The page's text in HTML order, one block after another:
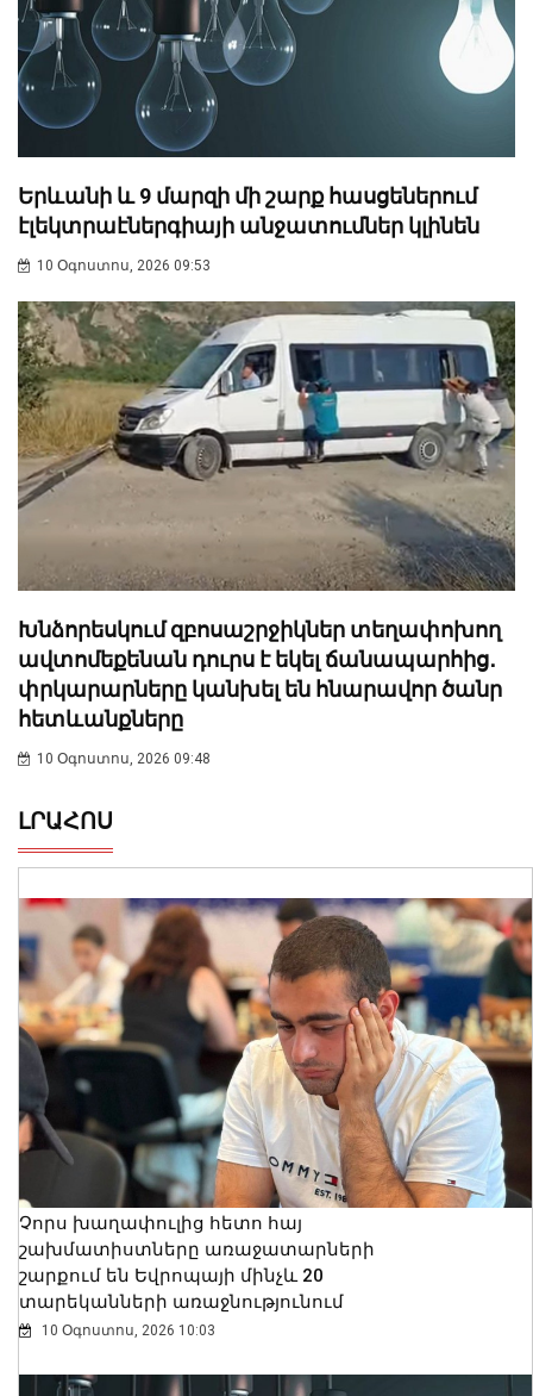
Երևանի և 9 մարզի մի շարք հասցեներում
էլեկտրաէներգիայի անջատումներ կլինեն
10 Օգոստոս, 2026 09:53
Խնձորեսկում զբոսաշրջիկներ տեղափոխող
ավտոմեքենան դուրս է եկել ճանապարհից․
փրկարարները կանխել են հնարավոր ծանր
հետևանքները
10 Օգոստոս, 2026 09:48
ԼՐԱՀՈՍ
Չորս խաղափուլից հետո հայ
շախմատիստները առաջատարների
շարքում են Եվրոպայի մինչև 20
տարեկանների առաջնությունում
10 Օգոստոս, 2026 10:03